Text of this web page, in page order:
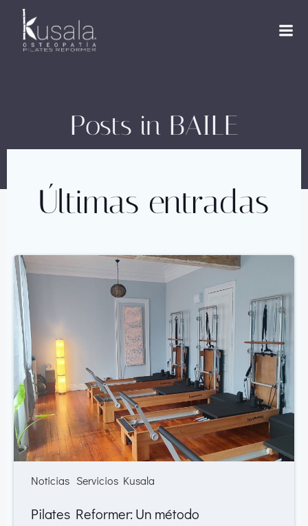
Posts in BAILE
Últimas entradas
Noticias Servicios Kusala
Pilates Reformer: Un método